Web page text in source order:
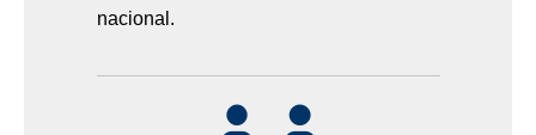
nacional.